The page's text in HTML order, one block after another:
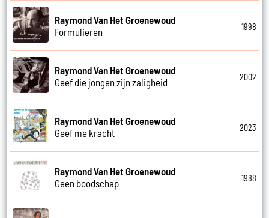
Raymond Van Het Groenewoud
Formulieren
1998
Raymond Van Het Groenewoud
Geef die jongen zijn zaligheid
2002
Raymond Van Het Groenewoud
Geef me kracht
2023
Raymond Van Het Groenewoud
Geen boodschap
1988